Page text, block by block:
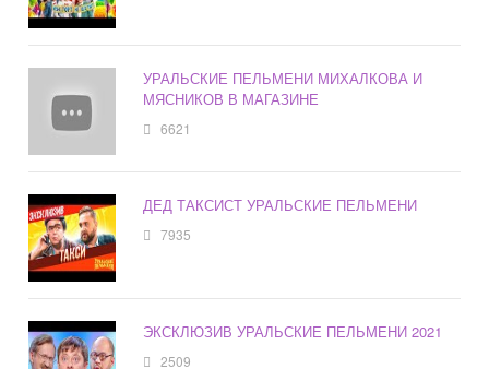
УРАЛЬСКИЕ ПЕЛЬМЕНИ МИХАЛКОВА И
МЯСНИКОВ В МАГАЗИНЕ
6621
ДЕД ТАКСИСТ УРАЛЬСКИЕ ПЕЛЬМЕНИ
7935
ЭКСКЛЮЗИВ УРАЛЬСКИЕ ПЕЛЬМЕНИ 2021
2509